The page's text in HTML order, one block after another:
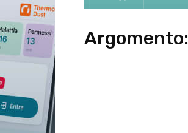
Argomento: